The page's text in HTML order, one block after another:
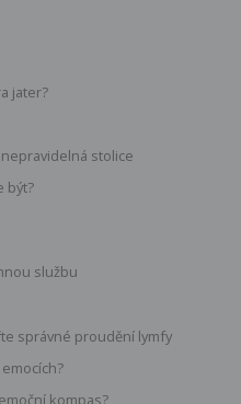
jater?
stolice
být?
službu
správné proudění lymfy
kompas?